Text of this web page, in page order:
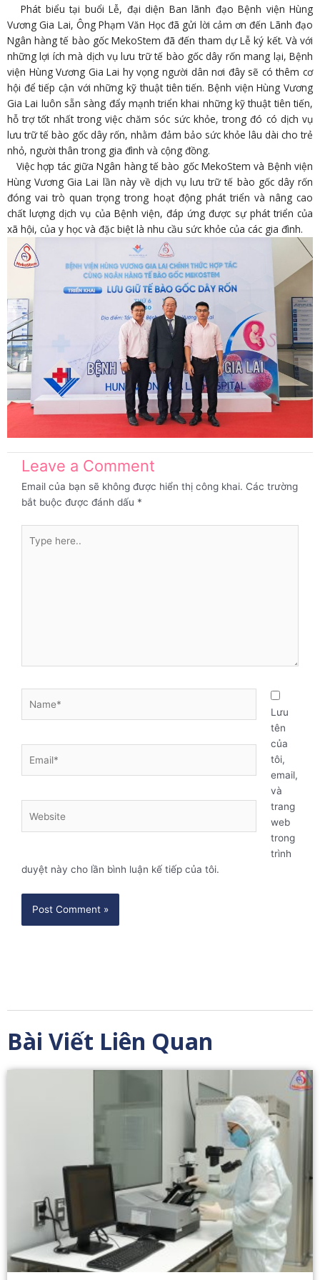
Phát biểu tại buổi Lễ, đại diện Ban lãnh đạo Bệnh viện Hùng
Vương Gia Lai, Ông Phạm Văn Học đã gửi lời cảm ơn đến Lãnh đạo
Ngân hàng tế bào gốc MekoStem đã đến tham dự Lễ ký kết. Và với
những lợi ích mà dịch vụ lưu trữ tế bào gốc dây rốn mang lại, Bệnh
viện Hùng Vương Gia Lai hy vọng người dân nơi đây sẽ có thêm cơ
hội để tiếp cận với những kỹ thuật tiên tiến. Bệnh viện Hùng Vương
Gia Lai luôn sẵn sàng đẩy mạnh triển khai những kỹ thuật tiên tiến,
hỗ trợ tốt nhất trong việc chăm sóc sức khỏe, trong đó có dịch vụ
lưu trữ tế bào gốc dây rốn, nhằm đảm bảo sức khỏe lâu dài cho trẻ
nhỏ, người thân trong gia đình và cộng đồng.
Việc hợp tác giữa Ngân hàng tế bào gốc MekoStem và Bệnh viện
Hùng Vương Gia Lai lần này về dịch vụ lưu trữ tế bào gốc dây rốn
đóng vai trò quan trọng trong hoạt động phát triển và nâng cao
chất lượng dịch vụ của Bệnh viện, đáp ứng được sự phát triển của
xã hội, của y học và đặc biệt là nhu cầu sức khỏe của các gia đình.
Leave a Comment
Email của bạn sẽ không được hiển thị công khai. Các trường
bắt buộc được đánh dấu *
here..
Lưu
tên
của
tôi,
email,
và
trang
web
trong
trình
duyệt này cho lần bình luận kế tiếp của tôi.
Bài Viết Liên Quan